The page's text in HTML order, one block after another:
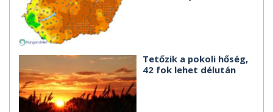
Tetőzik a pokoli hőség,
42 fok lehet délután